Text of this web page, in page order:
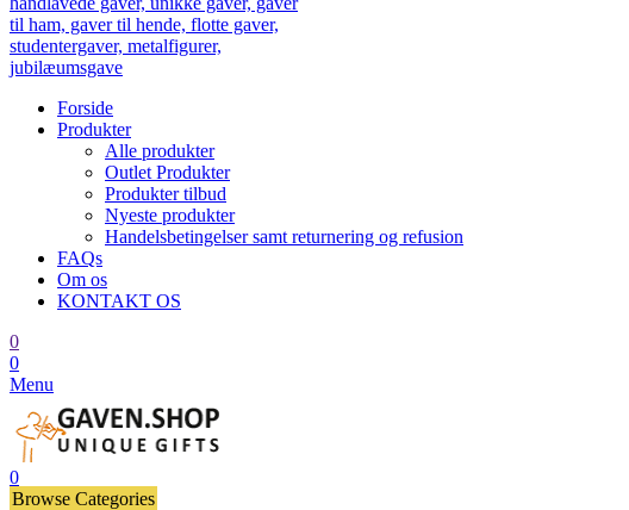
Forside
Produkter
Alle produkter
Outlet Produkter
Produkter tilbud
Nyeste produkter
Handelsbetingelser samt returnering og refusion
FAQs
Om os
KONTAKT OS
0
0
Menu
0
Browse Categories